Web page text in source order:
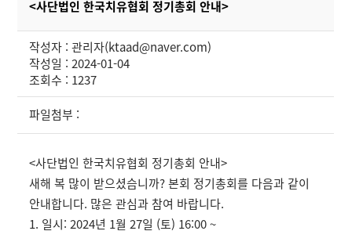
<사단법인 한국치유협회 정기총회 안내>
작성자 : 관리자(ktaad@naver.com)
작성일 : 2024-01-04
조회수 : 1237
파일첨부 :
<사단법인 한국치유협회 정기총회 안내>
새해 복 많이 받으셨슴니까? 본회 정기총회를 다음과 같이
안내합니다. 많은 관심과 참여 바랍니다.
1. 일시: 2024년 1월 27일 (토) 16:00 ~